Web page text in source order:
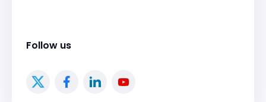
Follow us